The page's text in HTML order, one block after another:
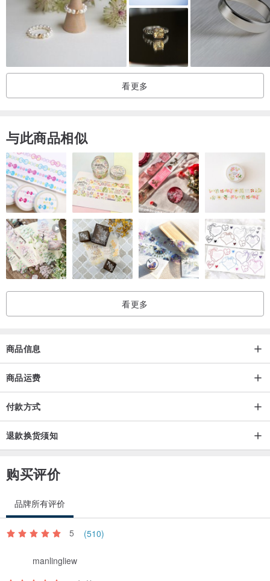
#12 17.1 53.8
#13 17.5 55.1
18.5
20.2
#19 20.8 65.3
#20 21.2 66.6
尺寸：5mm宽2.3mm厚
可敲字元：20个字元（英文或数字）
看更多
与此商品相似
看更多
商品信息
商品运费
付款方式
退款换货须知
购买评价
品牌所有评价
5 (510)
manlingliew